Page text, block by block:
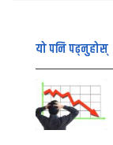
यो पनि पढ्नुहोस्